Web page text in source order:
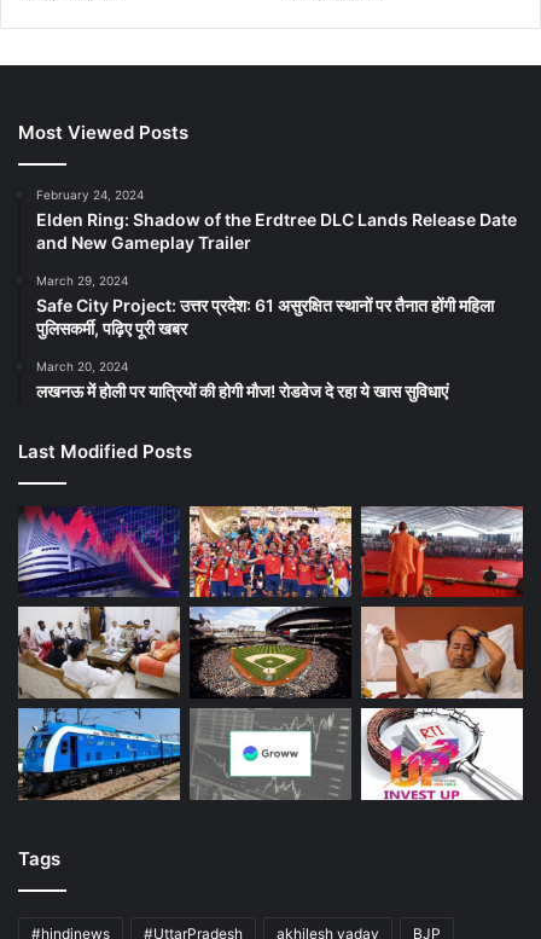
Most Viewed Posts
February 24, 2024
Elden Ring: Shadow of the Erdtree DLC Lands Release Date
and New Gameplay Trailer
March 29, 2024
Safe City Project: उत्तर प्रदेश: 61 असुरक्षित स्थानों पर तैनात होंगी महिला
पुलिसकर्मी, पढ़िए पूरी खबर
March 20, 2024
लखनऊ में होली पर यात्रियों की होगी मौज! रोडवेज दे रहा ये खास सुविधाएं
Last Modified Posts
Tags
#hindinews #UttarPradesh akhilesh yadav BJP